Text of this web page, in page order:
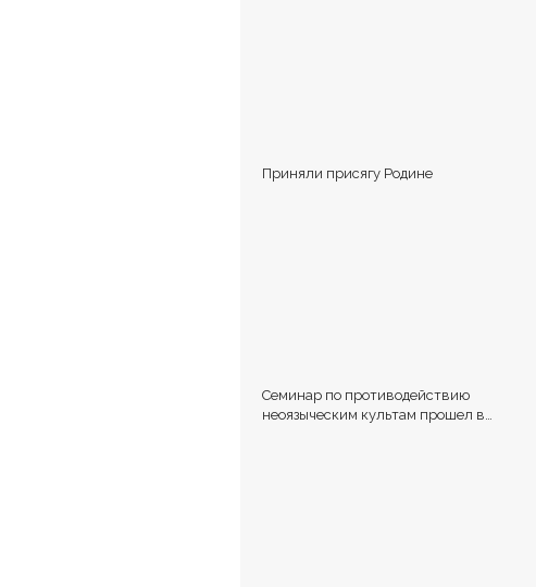
Приняли присягу Родине
Семинар по противодействию
неоязыческим культам прошел в